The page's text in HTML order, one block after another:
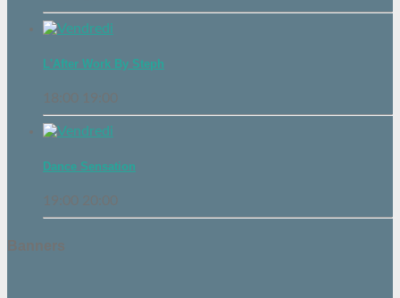
L'After Work By Steph
18:00 19:00
Dance Sensation
19:00 20:00
Banners